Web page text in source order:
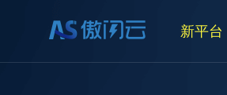
新平台